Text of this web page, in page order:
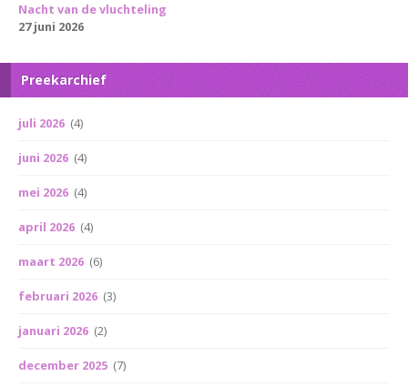
Nacht van de vluchteling
27 juni 2026
Preekarchief
juli 2026 (4)
juni 2026 (4)
mei 2026 (4)
april 2026 (4)
maart 2026 (6)
februari 2026 (3)
januari 2026 (2)
december 2025 (7)